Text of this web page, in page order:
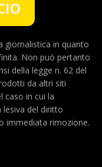
giornalistica in quanto
Non può pertanto
della legge n. 62 del
da altri siti
caso in cui la
lesiva del diritto
immediata rimozione.